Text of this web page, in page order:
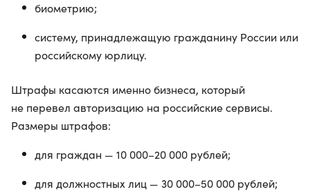
биометрию;
систему, принадлежащую гражданину России или
российскому юрлицу.
Штрафы касаются именно бизнеса, который
не перевел авторизацию на российские сервисы.
Размеры штрафов:
для граждан — 10 000–20 000 рублей;
для должностных лиц — 30 000–50 000 рублей;